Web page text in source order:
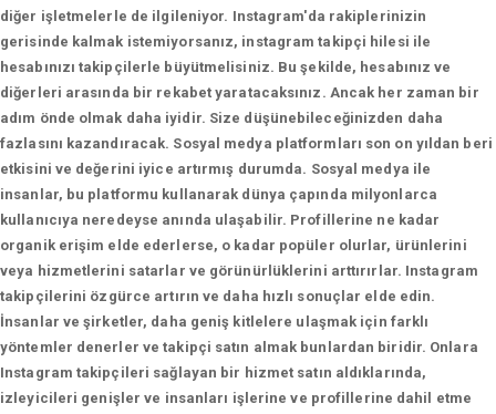
diğer işletmelerle de ilgileniyor. Instagram'da rakiplerinizin
gerisinde kalmak istemiyorsanız, instagram takipçi hilesi ile
hesabınızı takipçilerle büyütmelisiniz. Bu şekilde, hesabınız ve
diğerleri arasında bir rekabet yaratacaksınız. Ancak her zaman bir
adım önde olmak daha iyidir. Size düşünebileceğinizden daha
fazlasını kazandıracak. Sosyal medya platformları son on yıldan beri
etkisini ve değerini iyice artırmış durumda. Sosyal medya ile
insanlar, bu platformu kullanarak dünya çapında milyonlarca
kullanıcıya neredeyse anında ulaşabilir. Profillerine ne kadar
organik erişim elde ederlerse, o kadar popüler olurlar, ürünlerini
veya hizmetlerini satarlar ve görünürlüklerini arttırırlar. Instagram
takipçilerini özgürce artırın ve daha hızlı sonuçlar elde edin.
İnsanlar ve şirketler, daha geniş kitlelere ulaşmak için farklı
yöntemler denerler ve takipçi satın almak bunlardan biridir. Onlara
Instagram takipçileri sağlayan bir hizmet satın aldıklarında,
izleyicileri genişler ve insanları işlerine ve profillerine dahil etme